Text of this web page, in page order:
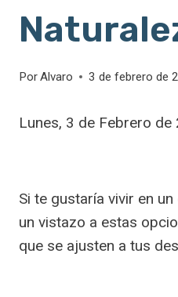
PorAlvaro 3 de febrero de
Lunes, 3 de Febrero de
Si te gustaría vivir en
un vistazo a estas
que se ajusten a tus